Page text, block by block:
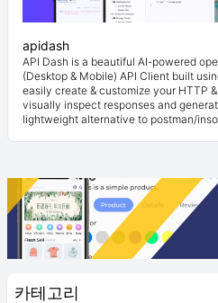
카테고리
apidash
API Dash is a beautiful AI-powered
(Desktop & Mobile) API Client built
easily create & customize your HTTP
visually inspect responses and
lightweight alternative to postman/